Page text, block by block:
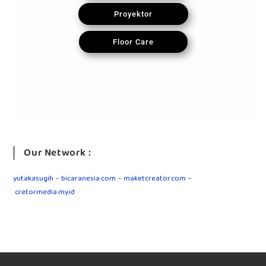
Proyektor
Floor Care
Our Network :
yutakasugih–bicaranesia.com–maketcreator.com–
cretormedia.my.id